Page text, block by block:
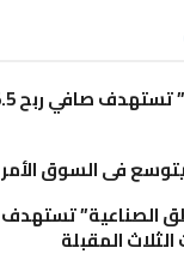
فى السوق
المقبلة